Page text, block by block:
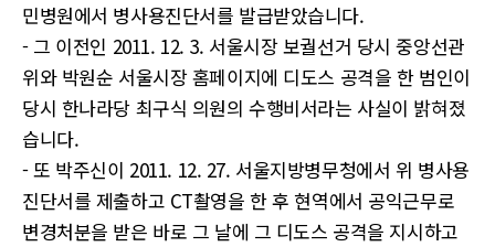
민병원에서 병사용진단서를 발급받았습니다.
- 그 이전인 2011. 12. 3. 서울시장 보궐선거 당시 중앙선관
위와 박원순 서울시장 홈페이지에 디도스 공격을 한 범인이
당시 한나라당 최구식 의원의 수행비서라는 사실이 밝혀졌
습니다.
- 또 박주신이 2011. 12. 27. 서울지방병무청에서 위 병사용
진단서를 제출하고 CT촬영을 한 후 현역에서 공익근무로
변경처분을 받은 바로 그 날에 그 디도스 공격을 지시하고